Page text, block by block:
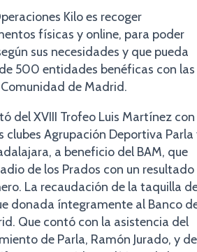
Kilo es recoger
físicas y online, para poder
sus necesidades y que pueda
500 entidades benéficas con las
de Madrid.
del XVIII Trofeo Luis Martínez con
clubes Agrupación Deportiva Parla
a beneficio del BAM, que
de los Prados con un resultado
La recaudación de la taquilla
donada íntegramente al Banco
Que contó con la asistencia del
de Parla, Ramón Jurado, y de